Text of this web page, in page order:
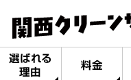
選ばれる
理由
料金